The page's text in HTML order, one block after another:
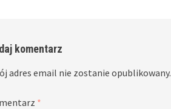
komentarz
adres email nie zostanie opublikowany.
*